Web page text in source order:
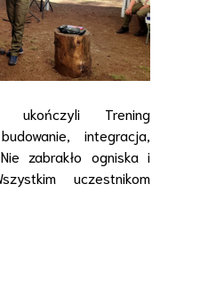
ukończyli Trening
integracja,
zabrakło ogniska i
uczestnikom